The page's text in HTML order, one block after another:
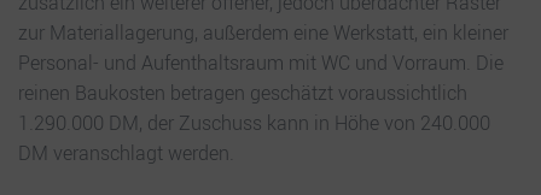
zur Materiallagerung, außerdem eine Werkstatt, ein kleiner
Personal- und Aufenthaltsraum mit WC und Vorraum. Die
reinen Baukosten betragen geschätzt voraussichtlich
1.290.000 DM, der Zuschuss kann in Höhe von 240.000
DM veranschlagt werden.